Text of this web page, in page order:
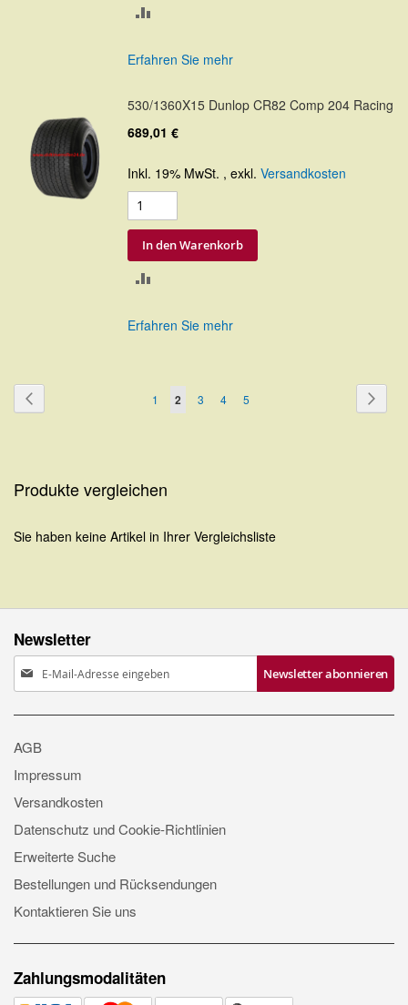
Erfahren Sie mehr
530/1360X15 Dunlop CR82 Comp 204 Racing
689,01 €
Inkl. 19% MwSt. , exkl. Versandkosten
In den Warenkorb
Erfahren Sie mehr
Seite
Seite
1
Sie
2 Seite
3 Seite
4 Seite
5
Produkte vergleichen
Sie haben keine Artikel in Ihrer Vergleichsliste
Newsletter
Anmeldung
zum
Newsletter:
Newsletter abonnieren
Zahlungsmodalitäten
AGB
Impressum
Versandkosten
Datenschutz und Cookie-Richtlinien
Erweiterte Suche
Bestellungen und Rücksendungen
Kontaktieren Sie uns